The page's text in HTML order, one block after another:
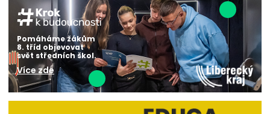
Pomáháme žákům
8. tříd objevovat
svět středních škol.
Více zde